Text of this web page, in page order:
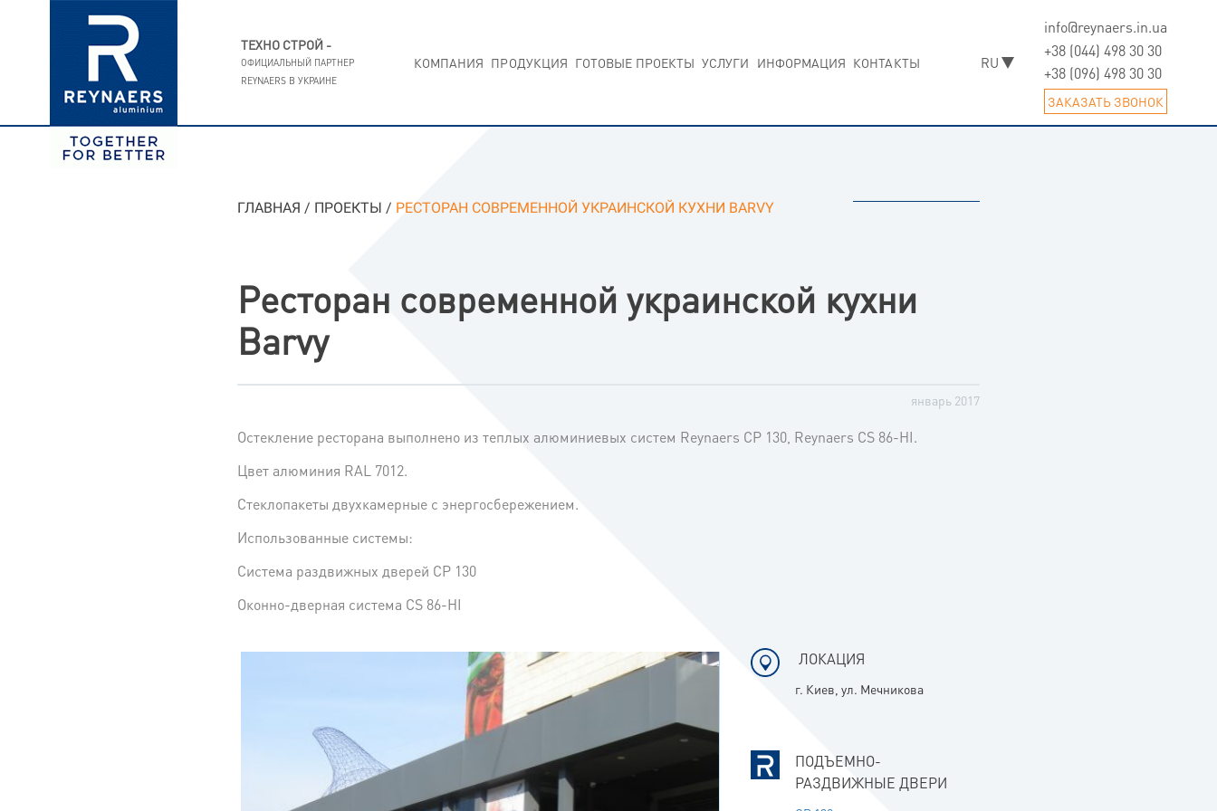
ТЕХНО СТРОЙ -
ОФИЦИАЛЬНЫЙ ПАРТНЕР
REYNAERS В УКРАИНЕ
КОМПАНИЯ ПРОДУКЦИЯ ГОТОВЫЕ ПРОЕКТЫ УСЛУГИ ИНФОРМАЦИЯ КОНТАКТЫ
content
info@reynaers.in.ua
+38 (044) 498 30 30
+38 (096) 498 30 30
ЗАКАЗАТЬ ЗВОНОК
ГЛАВНАЯ / ПРОЕКТЫ / РЕСТОРАН СОВРЕМЕННОЙ УКРАИНСКОЙ КУХНИ BARVY
Ресторан современной украинской кухни
Barvy
январь 2017
Остекление ресторана выполнено из теплых алюминиевых систем Reynaers CP 130, Reynaers CS 86-HI.
Цвет алюминия RAL 7012.
Стеклопакеты двухкамерные с энергосбережением.
Использованные системы:
Система раздвижных дверей CP 130
Оконно-дверная система CS 86-HI
ЛОКАЦИЯ
г. Киев, ул. Мечникова
ПОДЪЕМНО-
РАЗДВИЖНЫЕ ДВЕРИ